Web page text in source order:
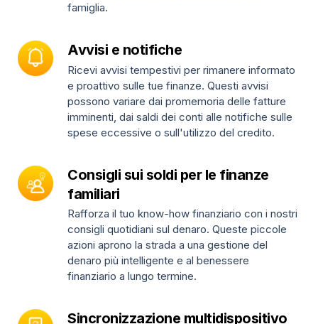
famiglia.
Avvisi e notifiche
Ricevi avvisi tempestivi per rimanere informato
e proattivo sulle tue finanze. Questi avvisi
possono variare dai promemoria delle fatture
imminenti, dai saldi dei conti alle notifiche sulle
spese eccessive o sull'utilizzo del credito.
Consigli sui soldi per le finanze
familiari
Rafforza il tuo know-how finanziario con i nostri
consigli quotidiani sul denaro. Queste piccole
azioni aprono la strada a una gestione del
denaro più intelligente e al benessere
finanziario a lungo termine.
Sincronizzazione multidispositivo